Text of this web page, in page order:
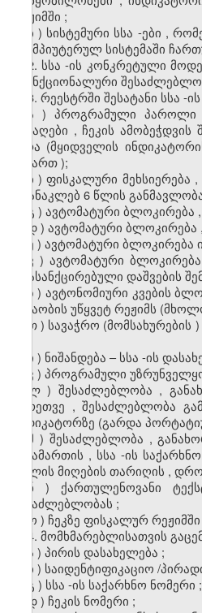
რეჟიმში ;
ბ ) სისტემური სსა -ები ,
კომპიუტერულ სისტემაში
2. სსა -ის კონკრეტული
ფუნქციონალური
3. რეესტრში შესატანი სსა -ის
ა )პროგრამული პაროლი
გასაღები , ჩეკის ამობეჭდვის
უჯრა (მყიდველის
მიმართ);
ბ )ფისკალური მეხსიერება ,
არანაკლებ 6 წლის
გ ) ავტომატური ბლოკირება ,
დ) ავტომატური ბლოკირება ,
ე ) ავტომატური ბლოკირება
ვ ) ავტომატური ბლოკირება
არასანქცირებული დაშვების
ზ )ავტონომიური კვების
მუშაობის უწყვეტრეჟიმს (
თ) სავაჭრო (მომსახურების )
ი ) ნიშანდება – სსა -ის
კ ) პროგრამული
ლ) შესაძლებლობა ,
აგრეთვე , შესაძლებლობა
ინდიკატორზე (გარდა
მ ) შესაძლებლობა ,
მისამართის , სსა -ის საქარხნო
ფულის მიღების თარიღის ,
ნ ) ქართულენოვანი
შესაძლებლობას ;
ო ) ჩეკზე ფისკალურრეჟიმში
4. მომხმარებლისათვის
ა ) პირის დასახელება ;
ბ ) საიდენტიფიკაციო /
გ ) სსა -ის საქარხნო ნომერი ;
დ) ჩეკის ნომერი ;